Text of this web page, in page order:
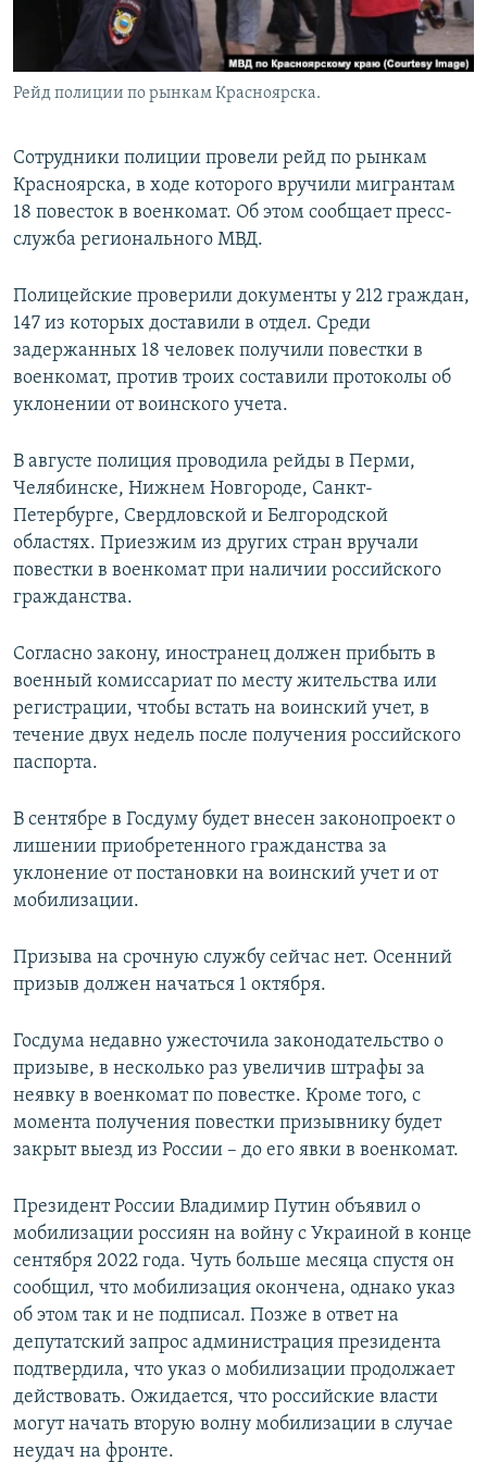
Рейд полиции по рынкам Красноярска.
Сотрудники полиции провели рейд по рынкам
Красноярска, в ходе которого вручили мигрантам
18 повесток в военкомат. Об этом сообщает пресс-
служба регионального МВД.
Полицейские проверили документы у 212 граждан,
147 из которых доставили в отдел. Среди
задержанных 18 человек получили повестки в
военкомат, против троих составили протоколы об
уклонении от воинского учета.
В августе полиция проводила рейды в Перми,
Челябинске, Нижнем Новгороде, Санкт-
Петербурге, Свердловской и Белгородской
областях. Приезжим из других стран вручали
повестки в военкомат при наличии российского
гражданства.
Согласно закону, иностранец должен прибыть в
военный комиссариат по месту жительства или
регистрации, чтобы встать на воинский учет, в
течение двух недель после получения российского
паспорта.
В сентябре в Госдуму будет внесен законопроект о
лишении приобретенного гражданства за
уклонение от постановки на воинский учет и от
мобилизации.
Призыва на срочную службу сейчас нет. Осенний
призыв должен начаться 1 октября.
Госдума недавно ужесточила законодательство о
призыве, в несколько раз увеличив штрафы за
неявку в военкомат по повестке. Кроме того, с
момента получения повестки призывнику будет
закрыт выезд из России – до его явки в военкомат.
Президент России Владимир Путин объявил о
мобилизации россиян на войну с Украиной в конце
сентября 2022 года. Чуть больше месяца спустя он
сообщил, что мобилизация окончена, однако указ
об этом так и не подписал. Позже в ответ на
депутатский запрос администрация президента
подтвердила, что указ о мобилизации продолжает
действовать. Ожидается, что российские власти
могут начать вторую волну мобилизации в случае
неудач на фронте.